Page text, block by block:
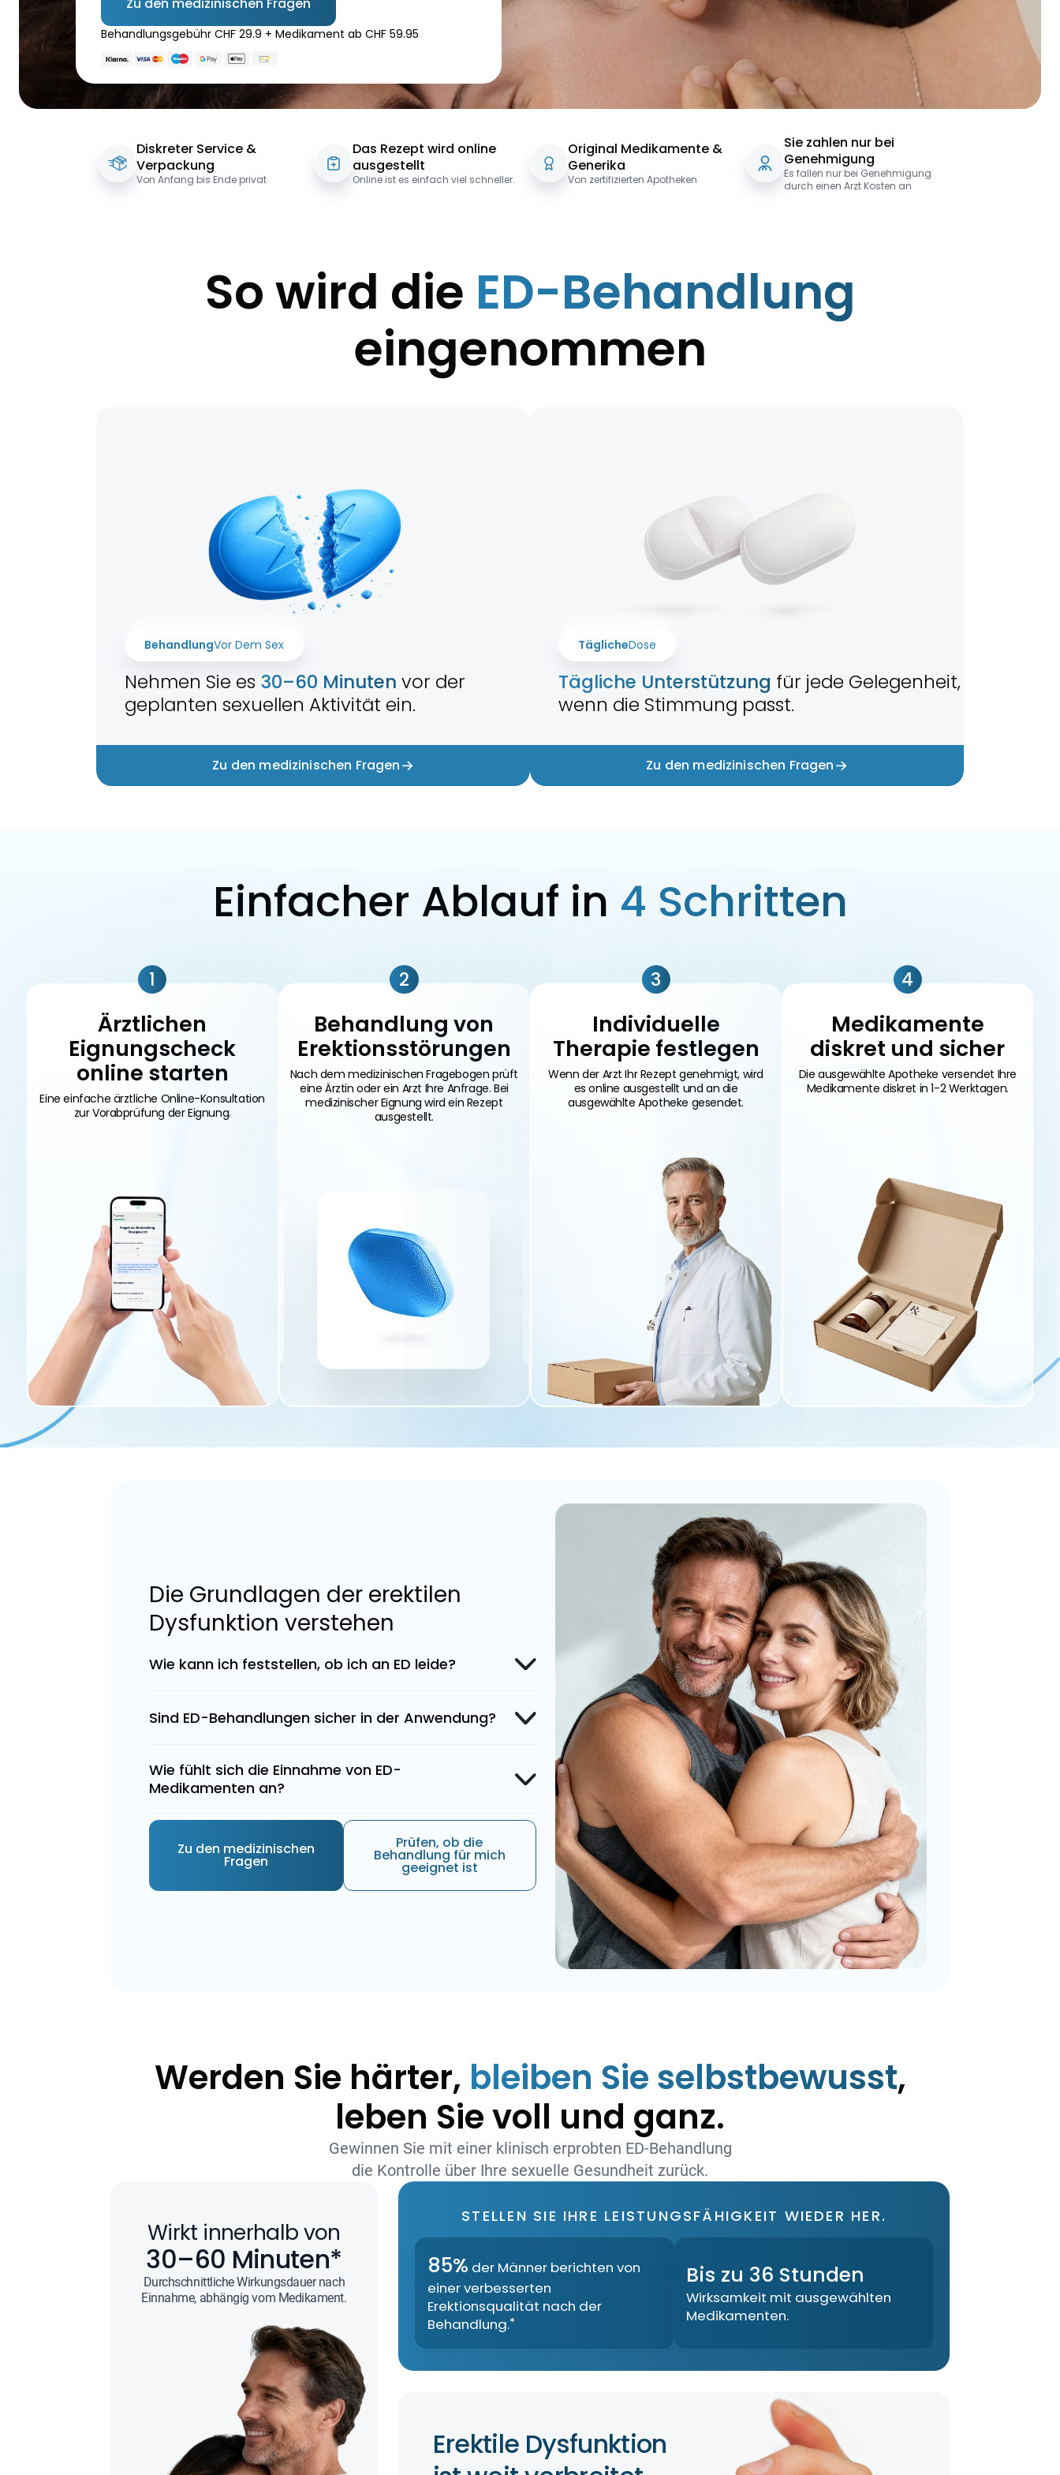
Behandlungsgebühr CHF 29.9 + Medikament ab CHF 59.95
Diskreter Service &
Verpackung
Von Anfang bis Ende privat
Das Rezept wird online
ausgestellt
Online ist es einfach viel schneller.
Original Medikamente &
Generika
Von zertifizierten Apotheken
Sie zahlen nur bei
Genehmigung
Es fallen nur bei Genehmigung
durch einen Arzt Kosten an
So wird die ED-Behandlung
eingenommen
BehandlungVor Dem Sex
Nehmen Sie es 30–60 Minuten vor der
geplanten sexuellen Aktivität ein.
Zu den medizinischen Fragen→
TäglicheDose
Tägliche Unterstützung für jede Gelegenheit,
wenn die Stimmung passt.
Zu den medizinischen Fragen→
Einfacher Ablauf in 4 Schritten
1
Ärztlichen
Eignungscheck
online starten
Eine einfache ärztliche Online-Konsultation
zur Vorabprüfung der Eignung.
2
Behandlung von
Erektionsstörungen
Nach dem medizinischen Fragebogen prüft
eine Ärztin oder ein Arzt Ihre Anfrage. Bei
medizinischer Eignung wird ein Rezept
ausgestellt.
3
Individuelle
Therapie festlegen
Wenn der Arzt Ihr Rezept genehmigt, wird
es online ausgestellt und an die
ausgewählte Apotheke gesendet.
4
Medikamente
diskret und sicher
Die ausgewählte Apotheke versendet Ihre
Medikamente diskret in 1-2 Werktagen.
Die Grundlagen der erektilen
Dysfunktion verstehen
Wie kann ich feststellen, ob ich an ED leide?
Sind ED-Behandlungen sicher in der Anwendung?
Wie fühlt sich die Einnahme von ED-
Medikamenten an?
Zu den medizinischen
Fragen
Prüfen, ob die
Behandlung für mich
geeignet ist
Werden Sie härter, bleiben Sie selbstbewusst,
leben Sie voll und ganz.
Gewinnen Sie mit einer klinisch erprobten ED-Behandlung
die Kontrolle über Ihre sexuelle Gesundheit zurück.
Wirkt innerhalb von
30–60 Minuten*
Durchschnittliche Wirkungsdauer nach
Einnahme, abhängig vom Medikament.
STELLEN SIE IHRE LEISTUNGSFÄHIGKEIT WIEDER HER.
85% der Männer berichten von
einer verbesserten
Erektionsqualität nach der
Behandlung.*
Bis zu 36 Stunden
Wirksamkeit mit ausgewählten
Medikamenten.
Erektile Dysfunktion